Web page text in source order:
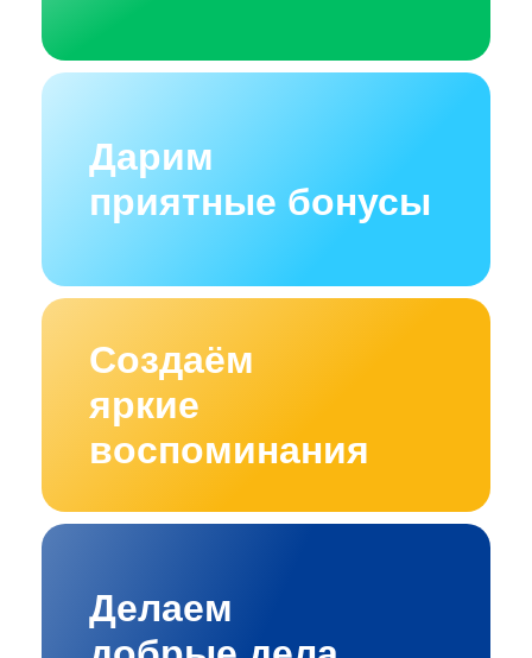
Дарим
приятные бонусы
Создаём
яркие
воспоминания
Делаем